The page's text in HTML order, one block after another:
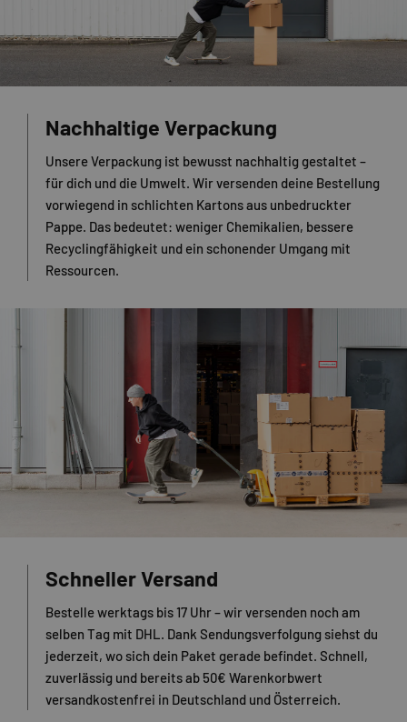
Nachhaltige Verpackung
Unsere Verpackung ist bewusst nachhaltig gestaltet –
für dich und die Umwelt. Wir versenden deine Bestellung
vorwiegend in schlichten Kartons aus unbedruckter
Pappe. Das bedeutet: weniger Chemikalien, bessere
Recyclingfähigkeit und ein schonender Umgang mit
Ressourcen.
Schneller Versand
Bestelle werktags bis 17 Uhr – wir versenden noch am
selben Tag mit DHL. Dank Sendungsverfolgung siehst du
jederzeit, wo sich dein Paket gerade befindet. Schnell,
zuverlässig und bereits ab 50€ Warenkorbwert
versandkostenfrei in Deutschland und Österreich.